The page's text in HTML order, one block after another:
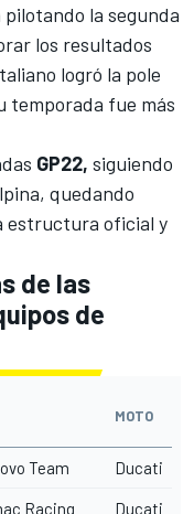
la segunda
los resultados
logró la pole
temporada fue más
GP22, siguiendo
quedando
estructura oficial y
de las
de
MOTO
Team Ducati
Racing Ducati